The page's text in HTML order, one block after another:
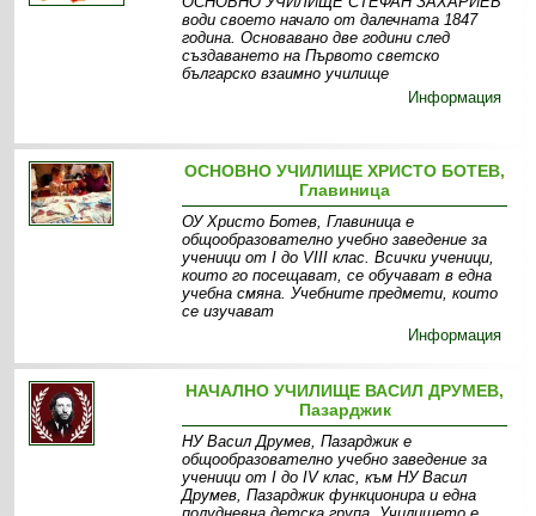
води своето начало от далечната 1847
година. Основавано две години след
създаването на Първото светско
българско взаимно училище
Информация
ОСНОВНО УЧИЛИЩЕ ХРИСТО БОТЕВ,
Главиница
ОУ Христо Ботев, Главиница е
общообразователно учебно заведение за
ученици от I до VIII клас. Всички ученици,
които го посещават, се обучават в една
учебна смяна. Учебните предмети, които
се изучават
Информация
НАЧАЛНО УЧИЛИЩЕ ВАСИЛ ДРУМЕВ,
Пазарджик
НУ Васил Друмев, Пазарджик е
общообразователно учебно заведение за
ученици от I до IV клас, към НУ Васил
Друмев, Пазарджик функционира и една